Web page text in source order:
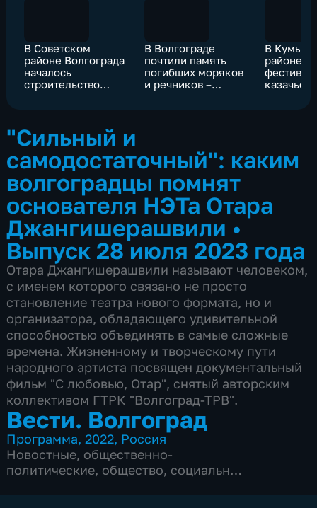
В Советском
районе Волгограда
началось
строительство
В Волгограде
почтили память
погибших моряков
и речников –
В
районе
казачьей
"Сильный и
самодостаточный": каким
волгоградцы помнят
основателя НЭТа Отара
Джангишерашвили •
Выпуск 28 июля 2023 года
Отара Джангишерашвили называют человеком,
с именем которого связано не просто
становление театра нового формата, но и
организатора, обладающего удивительной
способностью объединять в самые сложные
времена. Жизненному и творческому пути
народного артиста посвящен документальный
фильм "С любовью, Отар", снятый авторским
коллективом ГТРК "Волгоград-ТРВ".
Вести. Волгоград
Программа,2022, Россия
Новостные, общественно-
политические, общество, социально-